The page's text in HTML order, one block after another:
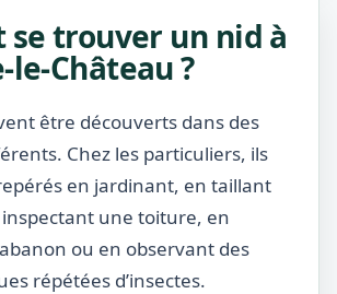
se trouver un nid à
le-Château ?
être découverts dans des
Chez les particuliers, ils
en jardinant, en taillant
une toiture, en
ou en observant des
répétées d’insectes.